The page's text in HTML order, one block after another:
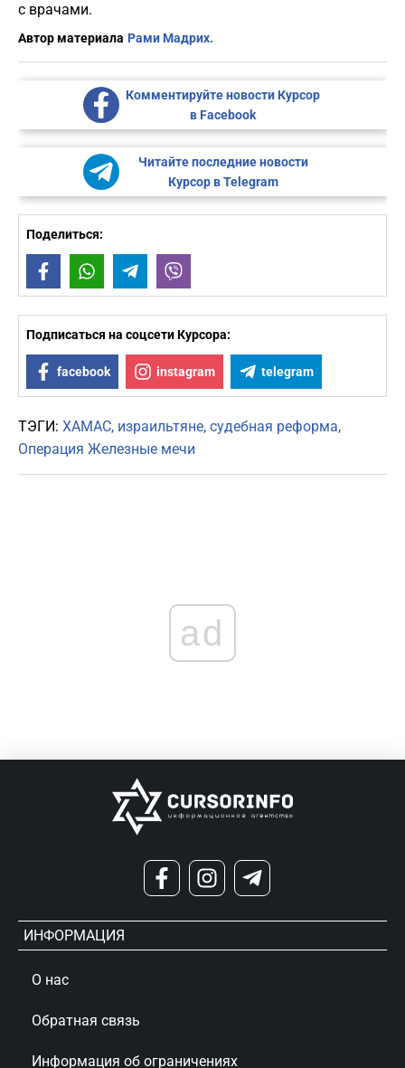
с врачами.
Автор материала Рами Мадрих.
Комментируйте новости Курсор
в Facebook
Читайте последние новости
Курсор в Telegram
Поделиться:
FacebookWhatsAppTelegram
Подписаться на соцсети Курсора:
facebook instagram telegram
ТЭГИ: ХАМАС израильтяне судебная реформа
Операция Железные мечи
ad
ИНФОРМАЦИЯ
О нас
Обратная связь
Информация об ограничениях